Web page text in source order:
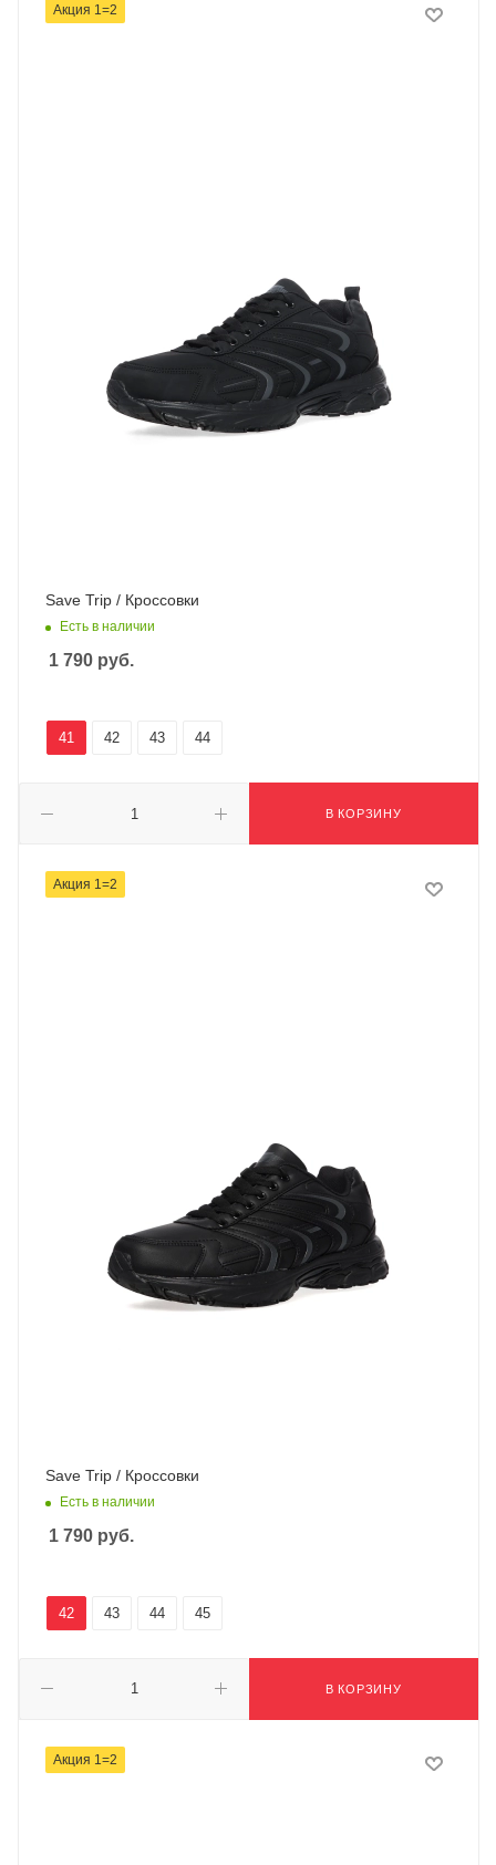
Акция 1=2
Save Trip / Кроссовки
Есть в наличии
1 790 руб.
В КОРЗИНУ
41 42 43 44
Акция 1=2
Save Trip / Кроссовки
Есть в наличии
1 790 руб.
В КОРЗИНУ
42 43 44 45
Акция 1=2